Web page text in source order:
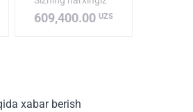
609,400.00UZS
xabar berish